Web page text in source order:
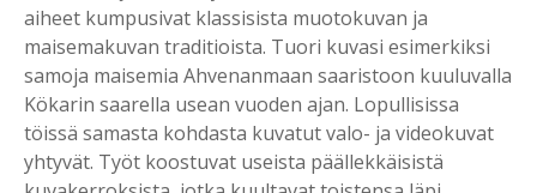
aiheet kumpusivat klassisista muotokuvan ja
maisemakuvan traditioista. Tuori kuvasi esimerkiksi
samoja maisemia Ahvenanmaan saaristoon kuuluvalla
Kökarin saarella usean vuoden ajan. Lopullisissa
töissä samasta kohdasta kuvatut valo- ja videokuvat
yhtyvät. Työt koostuvat useista päällekkäisistä